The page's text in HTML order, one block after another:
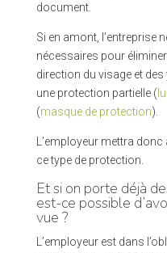
document.
Si en amont, l’entreprise
nécessaires pour
direction du visage et
une protection partielle (
(masque de protection).
L’employeur mettra
ce type de protection.
Et si on porte déjà
est-ce possible
vue ?
L’employeur est dans